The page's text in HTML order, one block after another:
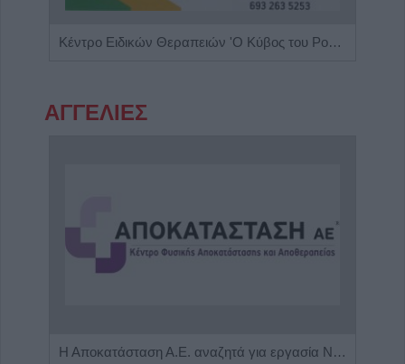
Κέντρο Ειδικών Θεραπειών 'Ο Κύβος του Ρούμπικ'
ΑΓΓΕΛΙΕΣ
Η Αποκατάσταση Α.Ε. αναζητά για εργασία Νοσηλευτές και Βοηθούς Νοσηλευτές